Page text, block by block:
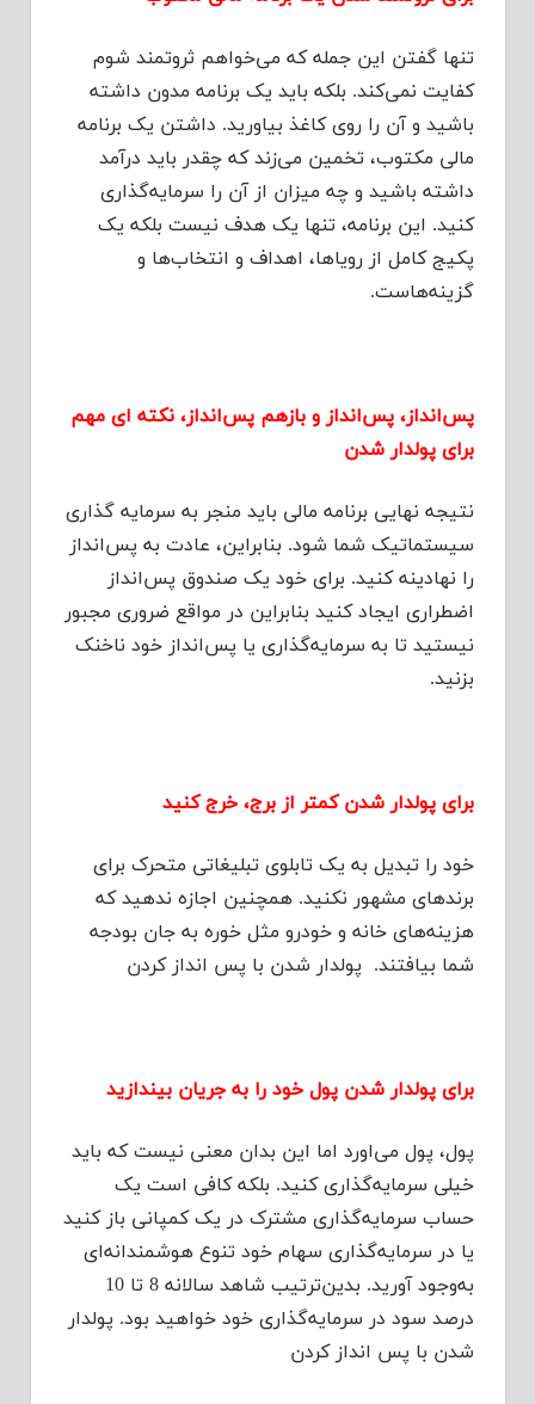
تنها گفتن این جمله که می‌خواهم ثروتمند شوم
کفایت نمی‌کند. بلکه باید یک برنامه مدون داشته
باشید و آن را روی کاغذ بیاورید. داشتن یک برنامه
مالی مکتوب، تخمین می‌زند که چقدر باید درآمد
داشته باشید و چه میزان از آن را سرمایه‌گذاری
کنید. این برنامه، تنها یک هدف نیست بلکه یک
پکیج کامل از رویاها، اهداف و انتخاب‌ها و
گزینه‌هاست.
پس‌انداز، پس‌انداز و بازهم پس‌انداز، نکته ای مهم
برای پولدار شدن
نتیجه نهایی برنامه مالی باید منجر به سرمایه‌ گذاری
سیستماتیک شما شود. بنابراین، عادت به پس‌انداز
را نهادینه کنید. برای خود یک صندوق پس‌انداز
اضطراری ایجاد کنید بنابراین در مواقع ضروری مجبور
نیستید تا به سرمایه‌گذاری یا پس‌انداز خود ناخنک
بزنید.
برای پولدار شدن کمتر از برج، خرج کنید
خود را تبدیل به یک تابلوی تبلیغاتی متحرک برای
برندهای مشهور نکنید. همچنین اجازه ندهید که
هزینه‌های خانه و خودرو مثل خوره به جان بودجه
شما بیافتند. پولدار شدن با پس انداز کردن
برای پولدار شدن پول خود را به جریان بیندازید
پول، پول می‌اورد اما این بدان معنی نیست که باید
خیلی سرمایه‌گذاری کنید. بلکه کافی است یک
حساب سرمایه‌گذاری مشترک در یک کمپانی باز کنید
یا در سرمایه‌گذاری سهام خود تنوع هوشمندانه‌ای
به‌وجود آورید. بدین‌ترتیب شاهد سالانه 8 تا 10
درصد سود در سرمایه‌گذاری خود خواهید بود. پولدار
شدن با پس انداز کردن